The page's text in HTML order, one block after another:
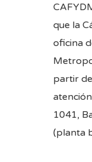
que la
oficina
partir
1041,
(planta